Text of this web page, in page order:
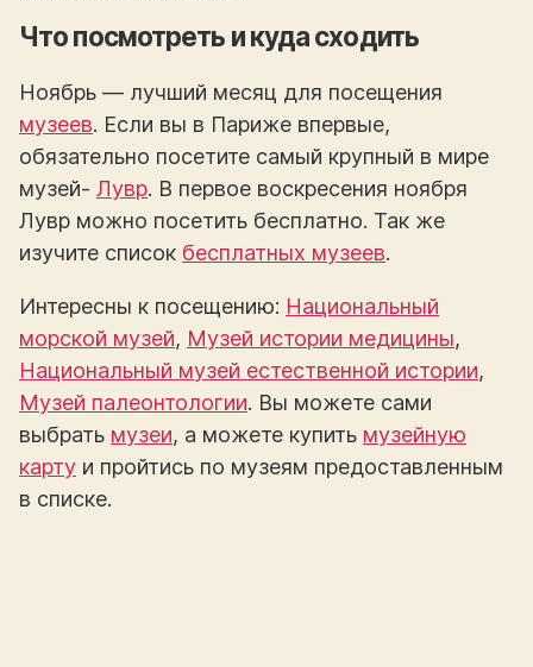
Что посмотреть и куда сходить
Ноябрь — лучший месяц для посещения
музеев. Если вы в Париже впервые,
обязательно посетите самый крупный в мире
музей- Лувр. В первое воскресения ноября
Лувр можно посетить бесплатно. Так же
изучите список бесплатных музеев.
Интересны к посещению: Национальный
морской музей, Музей истории медицины,
Национальный музей естественной истории,
Музей палеонтологии. Вы можете сами
выбрать музеи, а можете купить музейную
карту и пройтись по музеям предоставленным
в списке.